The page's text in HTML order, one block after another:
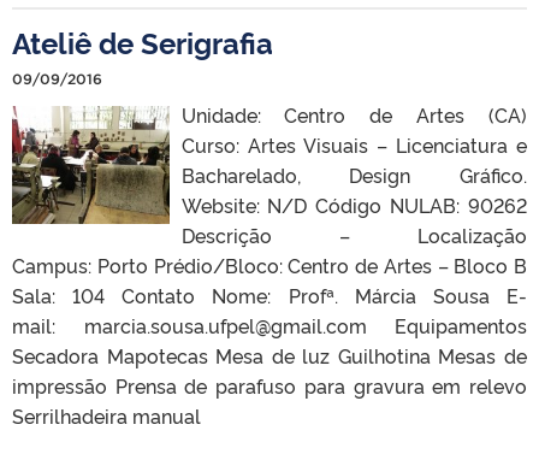
Ateliê de Serigrafia
09/09/2016
Unidade: Centro de Artes (CA)
Curso: Artes Visuais – Licenciatura e
Bacharelado, Design Gráfico.
Website: N/D Código NULAB: 90262
Descrição – Localização
Campus: Porto Prédio/Bloco: Centro de Artes – Bloco B
Sala: 104 Contato Nome: Profª. Márcia Sousa E-
mail: marcia.sousa.ufpel@gmail.com Equipamentos
Secadora Mapotecas Mesa de luz Guilhotina Mesas de
impressão Prensa de parafuso para gravura em relevo
Serrilhadeira manual